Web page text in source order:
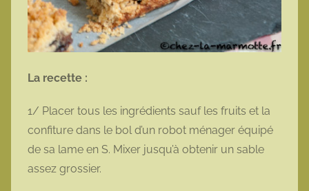
La recette :
1/ Placer tous les ingrédients sauf les fruits et la
confiture dans le bol d’un robot ménager équipé
de sa lame en S. Mixer jusqu’à obtenir un sable
assez grossier.